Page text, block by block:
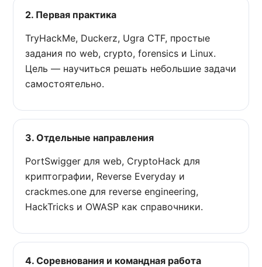
2. Первая практика
TryHackMe, Duckerz, Ugra CTF, простые
задания по web, crypto, forensics и Linux.
Цель — научиться решать небольшие задачи
самостоятельно.
3. Отдельные направления
PortSwigger для web, CryptoHack для
криптографии, Reverse Everyday и
crackmes.one для reverse engineering,
HackTricks и OWASP как справочники.
4. Соревнования и командная работа